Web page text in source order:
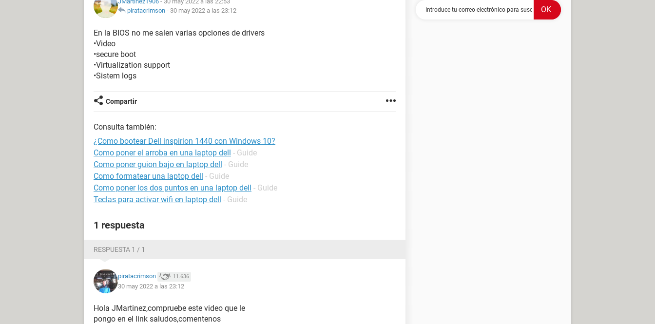
piratacrimson - 30 may 2022 a las 23:12
En la BIOS no me salen varias opciones de drivers
•Video
•secure boot
•Virtualization support
•Sistem logs
Compartir
Consulta también:
¿Como bootear Dell inspirion 1440 con Windows 10?
Como poner el arroba en una laptop dell - Guide
Como poner guion bajo en laptop dell - Guide
Como formatear una laptop dell - Guide
Como poner los dos puntos en una laptop dell - Guide
Teclas para activar wifi en laptop dell - Guide
1 respuesta
RESPUESTA 1 / 1
piratacrimson 11.636
30 may 2022 a las 23:12
Hola JMartinez,compruebe este video que le
pongo en el link saludos,comentenos